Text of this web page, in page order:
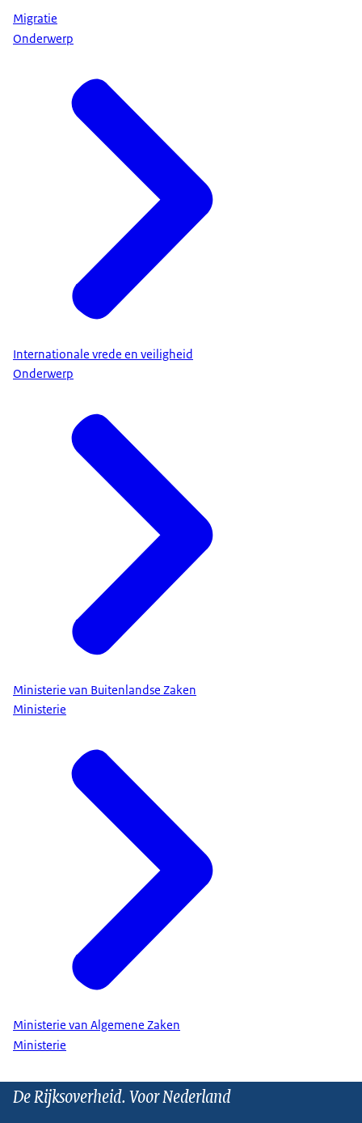
Migratie
Onderwerp
Internationale vrede en veiligheid
Onderwerp
Ministerie van Buitenlandse Zaken
Ministerie
Ministerie van Algemene Zaken
Ministerie
De Rijksoverheid. Voor Nederland